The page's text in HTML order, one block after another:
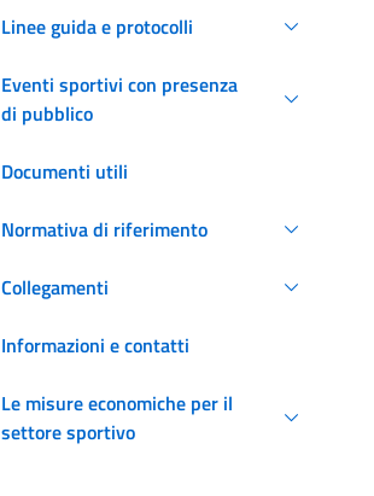
Linee guida e protocolli
Eventi sportivi con presenza
di pubblico
Documenti utili
Normativa di riferimento
Collegamenti
Informazioni e contatti
Le misure economiche per il
settore sportivo